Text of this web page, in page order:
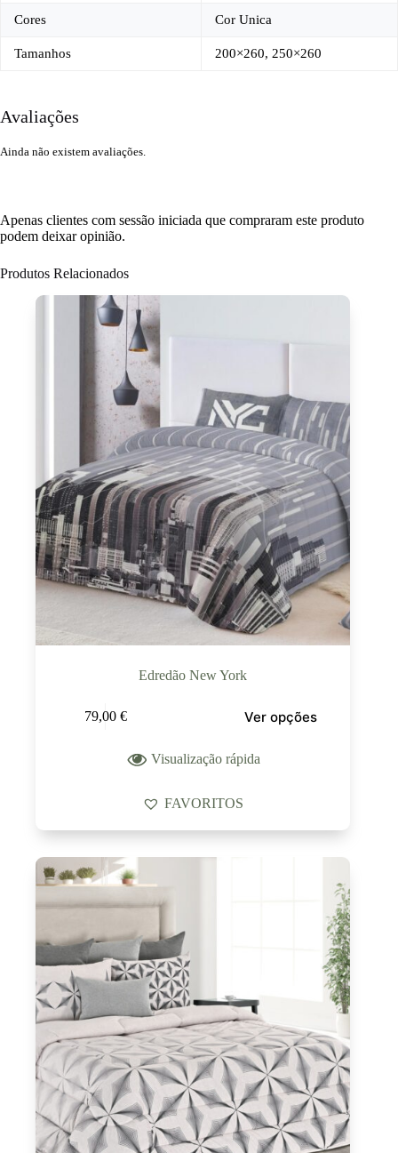
Cores Cor Unica
Tamanhos 200×260, 250×260
Avaliações
Ainda não existem avaliações.
Apenas clientes com sessão iniciada que compraram este produto
podem deixar opinião.
Produtos Relacionados
Edredão New York
79,00 € Ver opções
Visualização rápida
FAVORITOS